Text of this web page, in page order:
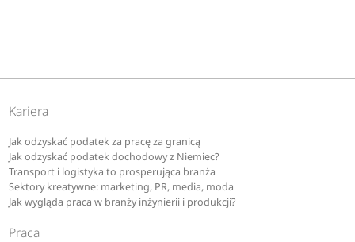
Kariera
Jak odzyskać podatek za pracę za granicą
Jak odzyskać podatek dochodowy z Niemiec?
Transport i logistyka to prosperująca branża
Sektory kreatywne: marketing, PR, media, moda
Jak wygląda praca w branży inżynierii i produkcji?
Praca